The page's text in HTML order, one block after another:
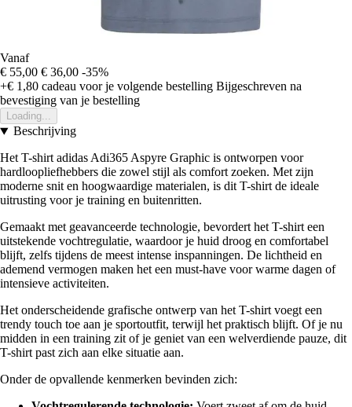
Vanaf
€ 55,00 € 36,00 -35%
+€ 1,80 cadeau voor je volgende bestelling Bijgeschreven na
bevestiging van je bestelling
Loading...
Beschrijving
Het T-shirt adidas Adi365 Aspyre Graphic is ontworpen voor
hardloopliefhebbers die zowel stijl als comfort zoeken. Met zijn
moderne snit en hoogwaardige materialen, is dit T-shirt de ideale
uitrusting voor je training en buitenritten.
Gemaakt met geavanceerde technologie, bevordert het T-shirt een
uitstekende vochtregulatie, waardoor je huid droog en comfortabel
blijft, zelfs tijdens de meest intense inspanningen. De lichtheid en
ademend vermogen maken het een must-have voor warme dagen of
intensieve activiteiten.
Het onderscheidende grafische ontwerp van het T-shirt voegt een
trendy touch toe aan je sportoutfit, terwijl het praktisch blijft. Of je nu
midden in een training zit of je geniet van een welverdiende pauze, dit
T-shirt past zich aan elke situatie aan.
Onder de opvallende kenmerken bevinden zich: